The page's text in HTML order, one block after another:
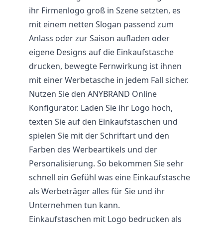
ihr Firmenlogo groß in Szene setzten, es
mit einem netten Slogan passend zum
Anlass oder zur Saison aufladen oder
eigene Designs auf die Einkaufstasche
drucken, bewegte Fernwirkung ist ihnen
mit einer Werbetasche in jedem Fall sicher.
Nutzen Sie den ANYBRAND Online
Konfigurator. Laden Sie ihr Logo hoch,
texten Sie auf den Einkaufstaschen und
spielen Sie mit der Schriftart und den
Farben des Werbeartikels und der
Personalisierung. So bekommen Sie sehr
schnell ein Gefühl was eine Einkaufstasche
als Werbeträger alles für Sie und ihr
Unternehmen tun kann.
Einkaufstaschen mit Logo bedrucken als